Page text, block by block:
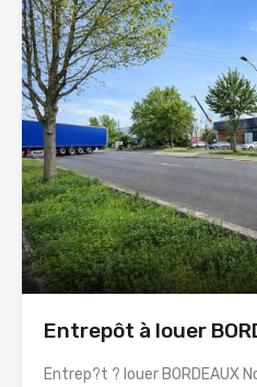
Entrepôt à louer
Entrep?t ? louer BORDEAUX